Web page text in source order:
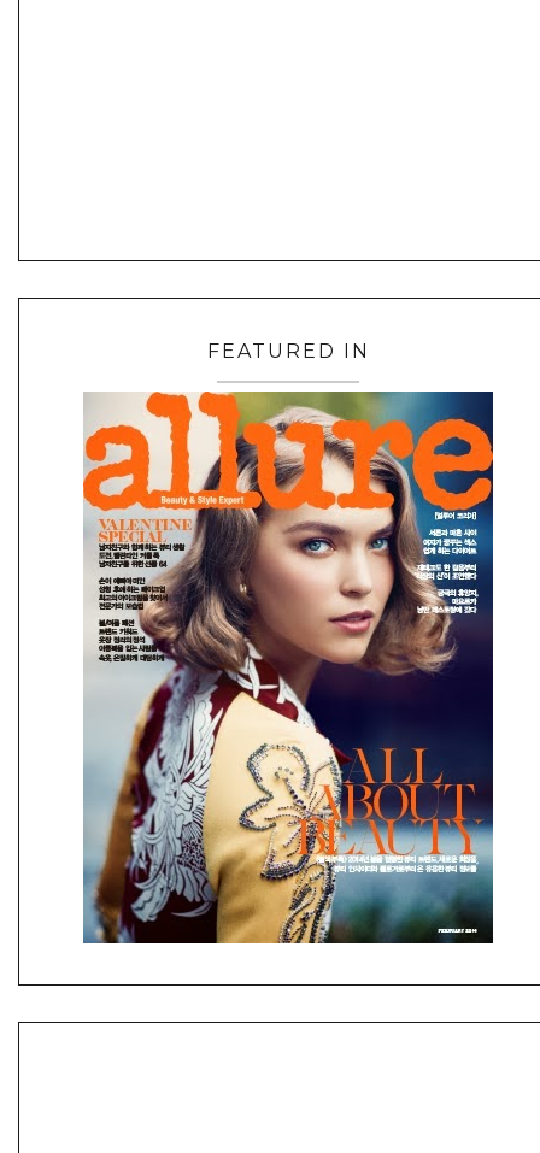
FEATURED IN